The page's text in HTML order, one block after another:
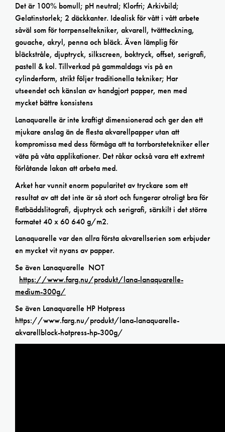
Det är 100% bomull; pH neutral; Klorfri; Arkivbild;
Gelatinstorlek; 2 däckkanter. Idealisk för vått i vått arbete
såväl som för torrpenseltekniker, akvarell, tvättteckning,
gouache, akryl, penna och bläck. Även lämplig för
bläckstråle, djuptryck, silkscreen, boktryck, offset, serigrafi,
pastell & kol. Tillverkad på gammaldags vis på en
cylinderform, strikt följer traditionella tekniker; Har
utseendet och känslan av handgjort papper, men med
mycket bättre konsistens
Lanaquarelle är inte kraftigt dimensionerad och ger den ett
mjukare anslag än de flesta akvarellpapper utan att
kompromissa med dess förmåga att ta torrborstetekniker eller
väta på våta applikationer. Det råkar också vara ett extremt
förlåtande lakan att arbeta med.
Arket har vunnit enorm popularitet av tryckare som ett
resultat av att det inte är så stort och fungerar otroligt bra för
flatbäddslitografi, djuptryck och serigrafi, särskilt i det större
formatet 40 x 60 640 g/m2.
Lanaquarelle var den allra första akvarellserien som erbjuder
en mycket vit nyans av papper.
Se även Lanaquarelle NOT
https://www.farg.nu/produkt/lana-lanaquarelle-
medium-300g/
Se även Lanaquarelle HP Hotpress
https://www.farg.nu/produkt/lana-lanaquarelle-
akvarellblock-hotpress-hp-300g/